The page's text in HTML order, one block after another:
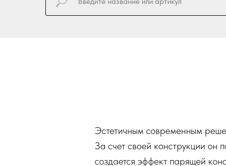
Эстетичным современным
За счет своей конструкции он
создается эффект парящей